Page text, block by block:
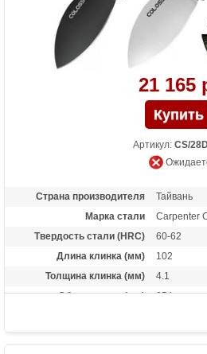
21 165
Артикул: CS/
Страна производителя
Тайвань
Марка стали
Carpenter
Твердость стали (HRC)
60-62
Длина клинка (мм)
102
Толщина клинка (мм)
4.1
Общая длина (мм)
254
Материал рукоятки
G-10